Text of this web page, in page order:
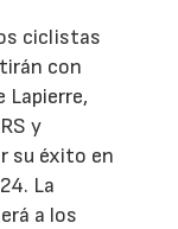
ciclistas
con
Lapierre,
y
su éxito en
La
a los